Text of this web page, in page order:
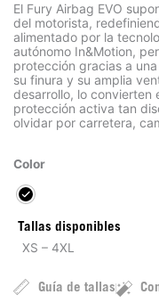
El Fury Airbag EVO
del motorista,
alimentado por la
autónomo In&Motion,
protección gracias a
su finura y su amplia
desarrollo, lo convierten
protección activa tan
olvidar por carretera,
Color
Tallas disponibles
XS – 4XL
Guía de tallas